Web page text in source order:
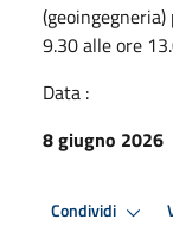
9.30 alle ore
Data :
8 giugno 2026
Condividi